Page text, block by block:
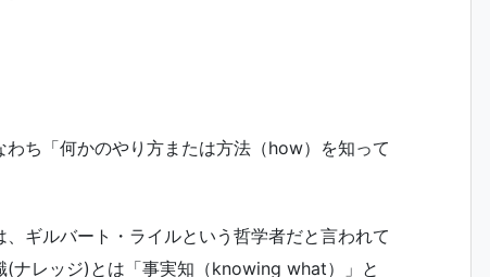
ち「何かのやり方または方法（how）を知って
ギルバート・ライルという哲学者だと言われて
ナレッジ)とは「事実知（knowing what）」と